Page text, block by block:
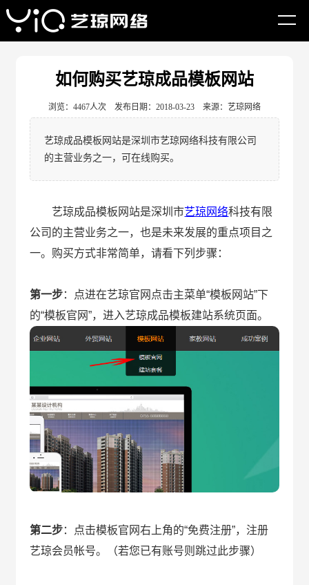
网站首页 如何做网站
如何购买艺琼成品模板网站
浏览：4467人次 发布日期：2018-03-23 来源：艺琼网络
艺琼成品模板网站是深圳市艺琼网络科技有限公司
的主营业务之一，可在线购买。
艺琼成品模板网站是深圳市艺琼网络科技有限
公司的主营业务之一，也是未来发展的重点项目之
一。购买方式非常简单，请看下列步骤：
第一步：点进在艺琼官网点击主菜单“模板网站”下
的“模板官网”，进入艺琼成品模板建站系统页面。
第二步：点击模板官网右上角的“免费注册”，注册
艺琼会员帐号。（若您已有账号则跳过此步骤）